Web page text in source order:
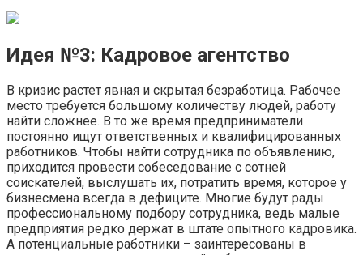
Идея №3: Кадровое агентство
В кризис растет явная и скрытая безработица. Рабочее
место требуется большому количеству людей, работу
найти сложнее. В то же время предприниматели
постоянно ищут ответственных и квалифицированных
работников. Чтобы найти сотрудника по объявлению,
приходится провести собеседование с сотней
соискателей, выслушать их, потратить время, которое у
бизнесмена всегда в дефиците. Многие будут рады
профессиональному подбору сотрудника, ведь малые
предприятия редко держат в штате опытного кадровика.
А потенциальные работники – заинтересованы в